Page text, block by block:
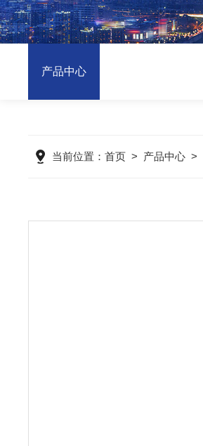
产品中心
当前位置：首页 > 产品中心 >